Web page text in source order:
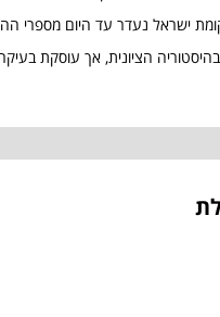
ישראל נעדר עד היום מספרי
הציונית, אך עוסקת